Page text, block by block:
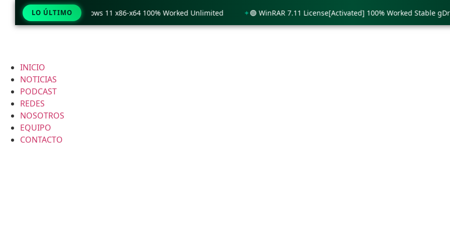
INICIO
NOTICIAS
PODCAST
REDES
NOSOTROS
EQUIPO
CONTACTO
LO ÚLTIMO
Pro Crack only Windows 11 x86-x64 100% Worked Unlimited 🟢 WinRAR 7.11 License[Activated] 100% Worked Stable gDrive